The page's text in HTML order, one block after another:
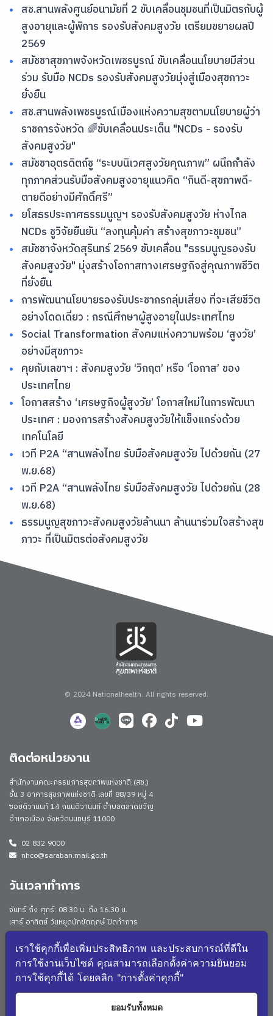
สช.สานพลังศูนย์อนามัยที่ 2 ขับเคลื่อนชุมชนที่เป็นมิตรกับผู้
สูงอายุและผู้พิการ รองรับสังคมสูงวัย เตรียมขยายผลปี
2569
สมัชชาสุขภาพจังหวัดเพชรบูรณ์ ขับเคลื่อนนโยบายมีส่วน
ร่วม รับมือ NCDs รองรับสังคมสูงวัยมุ่งสู่เมืองสุขภาวะ
ยั่งยืน
สช.สานพลังเพชรบูรณ์เมืองแห่งความสุขตามนโยบายผู้ว่า
ราชการจังหวัด 🌈ขับเคลื่อนประเด็น "NCDs - รองรับ
สังคมสูงวัย"
สมัชชาอุตรดิตถ์ชู “ระบบนิเวศสูงวัยคุณภาพ” ผนึกกำลัง
ทุกภาคส่วนรับมือสังคมสูงอายุแนวคิด “กินดี-สุขภาพดี-
ตายดีอย่างมีศักดิ์ศรี”
ยโสธรประกาศธรรมนูญฯ รองรับสังคมสูงวัย ห่างไกล
NCDs ชูวิจัยยืนยัน “ลงทุนคุ้มค่า สร้างสุขภาวะชุมชน”
สมัชชาจังหวัดสุรินทร์ 2569 ขับเคลื่อน "ธรรมนูญรองรับ
สังคมสูงวัย" มุ่งสร้างโอกาสทางเศรษฐกิจสู่คุณภาพชีวิต
ที่ยั่งยืน
การพัฒนานโยบายรองรับประชากรกลุ่มเสี่ยง ที่จะเสียชีวิต
อย่างโดดเดี่ยว : กรณีศึกษาผู้สูงอายุในประเทศไทย
Social Transformation สังคมแห่งความพร้อม ‘สูงวัย’
อย่างมีสุขภาวะ
คุยกับเลขาฯ : สังคมสูงวัย ‘วิกฤต’ หรือ ‘โอกาส’ ของ
ประเทศไทย
โอกาสสร้าง ‘เศรษฐกิจผู้สูงวัย’ โอกาสใหม่ในการพัฒนา
ประเทศ : มองการสร้างสังคมสูงวัยให้แข็งแกร่งด้วย
เทคโนโลยี
เวที P2A “สานพลังไทย รับมือสังคมสูงวัย ไปด้วยกัน (27
พ.ย.68)
เวที P2A “สานพลังไทย รับมือสังคมสูงวัย ไปด้วยกัน (28
พ.ย.68)
ธรรมนูญสุขภาวะสังคมสูงวัยล้านนา ล้านนาร่วมใจสร้างสุข
ภาวะ ที่เป็นมิตรต่อสังคมสูงวัย
© 2024 Nationalhealth. All rights reserved.
ติดต่อหน่วยงาน
สำนักงานคณะกรรมการสุขภาพแห่งชาติ (สช.)
ชั้น 3 อาคารสุขภาพแห่งชาติ เลขที่ 88/39 หมู่ 4
ซอยติวานนท์ 14 ถนนติวานนท์ ตำบลตลาดขวัญ
อำเภอเมือง จังหวัดนนทบุรี 11000
02 832 9000
nhco@saraban.mail.go.th
วันเวลาทำการ
จันทร์ ถึง ศุกร์: 08.30 น. ถึง 16.30 น.
เสาร์ อาทิตย์ วันหยุดนักขัตฤกษ์ ปิดทำการ
Work From Anywhere (WFA)/ Work From Home (WFH)
ดูประกาศนโยบาย
จำนวนผู้เยี่ยมชม: 167939
จำนวนผู้เยี่ยมชม (วันนี้): 543
แผนผังเว็บไซต์
เราใช้คุกกี้เพื่อเพิ่มประสิทธิภาพ และประสบการณ์ที่ดีใน
การใช้งานเว็บไซต์ คุณสามารถเลือกตั้งค่าความยินยอม
การใช้คุกกี้ได้ โดยคลิก "การตั้งค่าคุกกี้"
ยอมรับทั้งหมด